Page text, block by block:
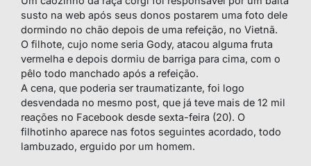
susto na web após seus donos postarem uma foto dele
dormindo no chão depois de uma refeição, no Vietnã.
O filhote, cujo nome seria Gody, atacou alguma fruta
vermelha e depois dormiu de barriga para cima, com o
pêlo todo manchado após a refeição.
A cena, que poderia ser traumatizante, foi logo
desvendada no mesmo post, que já teve mais de 12 mil
reações no Facebook desde sexta-feira (20). O
filhotinho aparece nas fotos seguintes acordado, todo
lambuzado, erguido por um homem.